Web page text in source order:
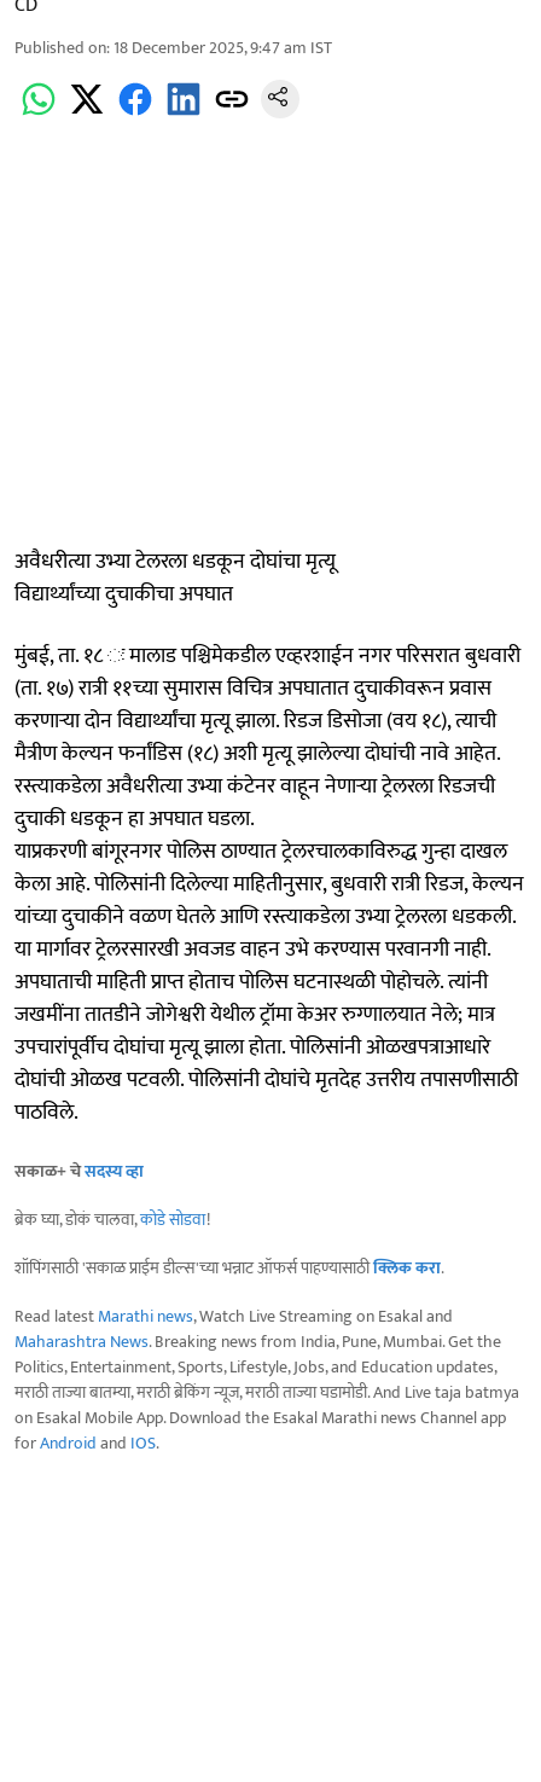
Published on:18 December 2025, 9:47 am IST
अवैधरीत्या उभ्या टेलरला धडकून दोघांचा मृत्यू
विद्यार्थ्यांच्या दुचाकीचा अपघात
मुंबई, ता. १८ ः मालाड पश्चिमेकडील एव्हरशाईन नगर परिसरात बुधवारी
(ता. १७) रात्री ११च्या सुमारास विचित्र अपघातात दुचाकीवरून प्रवास
करणाऱ्या दोन विद्यार्थ्यांचा मृत्यू झाला. रिडज डिसोजा (वय १८), त्याची
मैत्रीण केल्यन फर्नांडिस (१८) अशी मृत्यू झालेल्या दोघांची नावे आहेत.
रस्त्याकडेला अवैधरीत्या उभ्या कंटेनर वाहून नेणाऱ्या ट्रेलरला रिडजची
दुचाकी धडकून हा अपघात घडला.
याप्रकरणी बांगूरनगर पोलिस ठाण्यात ट्रेलरचालकाविरुद्ध गुन्हा दाखल
केला आहे. पोलिसांनी दिलेल्या माहितीनुसार, बुधवारी रात्री रिडज, केल्यन
यांच्या दुचाकीने वळण घेतले आणि रस्त्याकडेला उभ्या ट्रेलरला धडकली.
या मार्गावर ट्रेलरसारखी अवजड वाहन उभे करण्यास परवानगी नाही.
अपघाताची माहिती प्राप्त होताच पोलिस घटनास्थळी पोहोचले. त्यांनी
जखमींना तातडीने जोगेश्वरी येथील ट्रॉमा केअर रुग्णालयात नेले; मात्र
उपचारांपूर्वीच दोघांचा मृत्यू झाला होता. पोलिसांनी ओळखपत्राआधारे
दोघांची ओळख पटवली. पोलिसांनी दोघांचे मृतदेह उत्तरीय तपासणीसाठी
पाठविले.
सकाळ+ चेसदस्य व्हा
ब्रेक घ्या, डोकं चालवा,कोडे सोडवा!
शॉपिंगसाठी 'सकाळ प्राईम डील्स'च्या भन्नाट ऑफर्स पाहण्यासाठीक्लिक करा.
Read latestMarathi news, Watch Live Streaming on Esakal and
Maharashtra News. Breaking news from India, Pune, Mumbai. Get the
Politics, Entertainment, Sports, Lifestyle, Jobs, and Education updates,
मराठी ताज्या बातम्या, मराठी ब्रेकिंग न्यूज, मराठी ताज्या घडामोडी. And Live taja batmya
on Esakal Mobile App. Download the Esakal Marathi news Channel app
forAndroidand IOS.